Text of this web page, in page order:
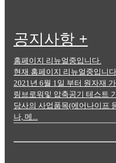
공지사항 +
홈페이지 리뉴얼중입니다.
현재 홈페이지 리뉴얼중입니다.
2021년 6월 1일 부터 원자재
링브로워및 압축공기 테스트
당사의 사업품목(에어나이프
나, 메...